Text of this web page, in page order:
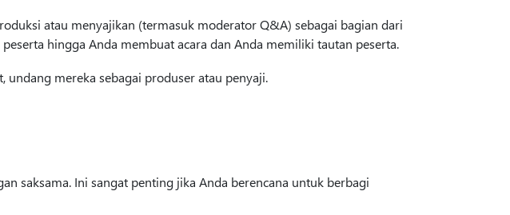
atau menyajikan (termasuk moderator Q&A) sebagai bagian dari
hingga Anda membuat acara dan Anda memiliki tautan peserta.
undang mereka sebagai produser atau penyaji.
saksama. Ini sangat penting jika Anda berencana untuk berbagi